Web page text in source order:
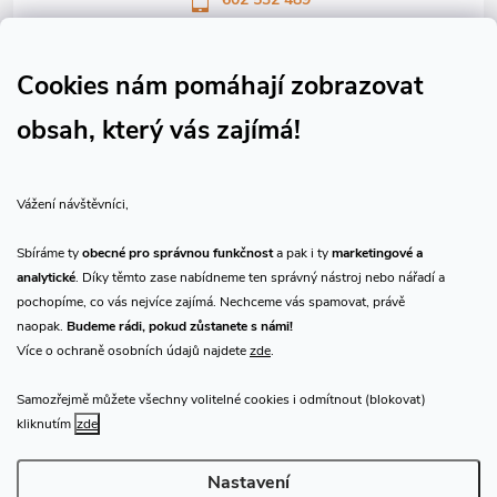
Cookies nám pomáhají zobrazovat
obsah, který vás zajímá!
Vážení návštěvníci,
Sbíráme tyobecné pro správnou funkčnosta pak i tymarketingové a
analytické. Díky těmto zase nabídneme ten správný nástroj nebo nářadí a
pochopíme, co vás nejvíce zajímá. Nechceme vás spamovat, právě
naopak. Budeme rádi, pokud zůstanete s námi!
Více o ochraně osobních údajů najdetezde.
Samozřejmě můžete všechny volitelné cookies i odmítnout (blokovat)
kliknutím zde
Nastavení
Sledujte náš vlog CHN_CZ
Přijímáme online platby